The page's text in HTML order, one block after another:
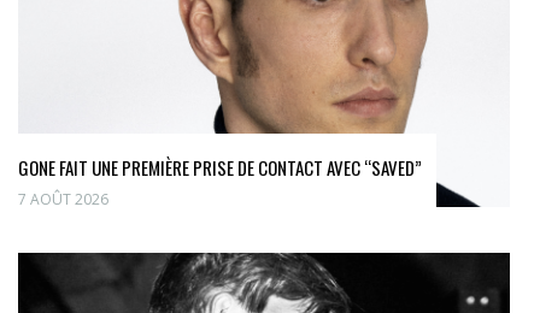
GONE FAIT UNE PREMIÈRE PRISE DE CONTACT AVEC “SAVED”
7 AOÛT 2026